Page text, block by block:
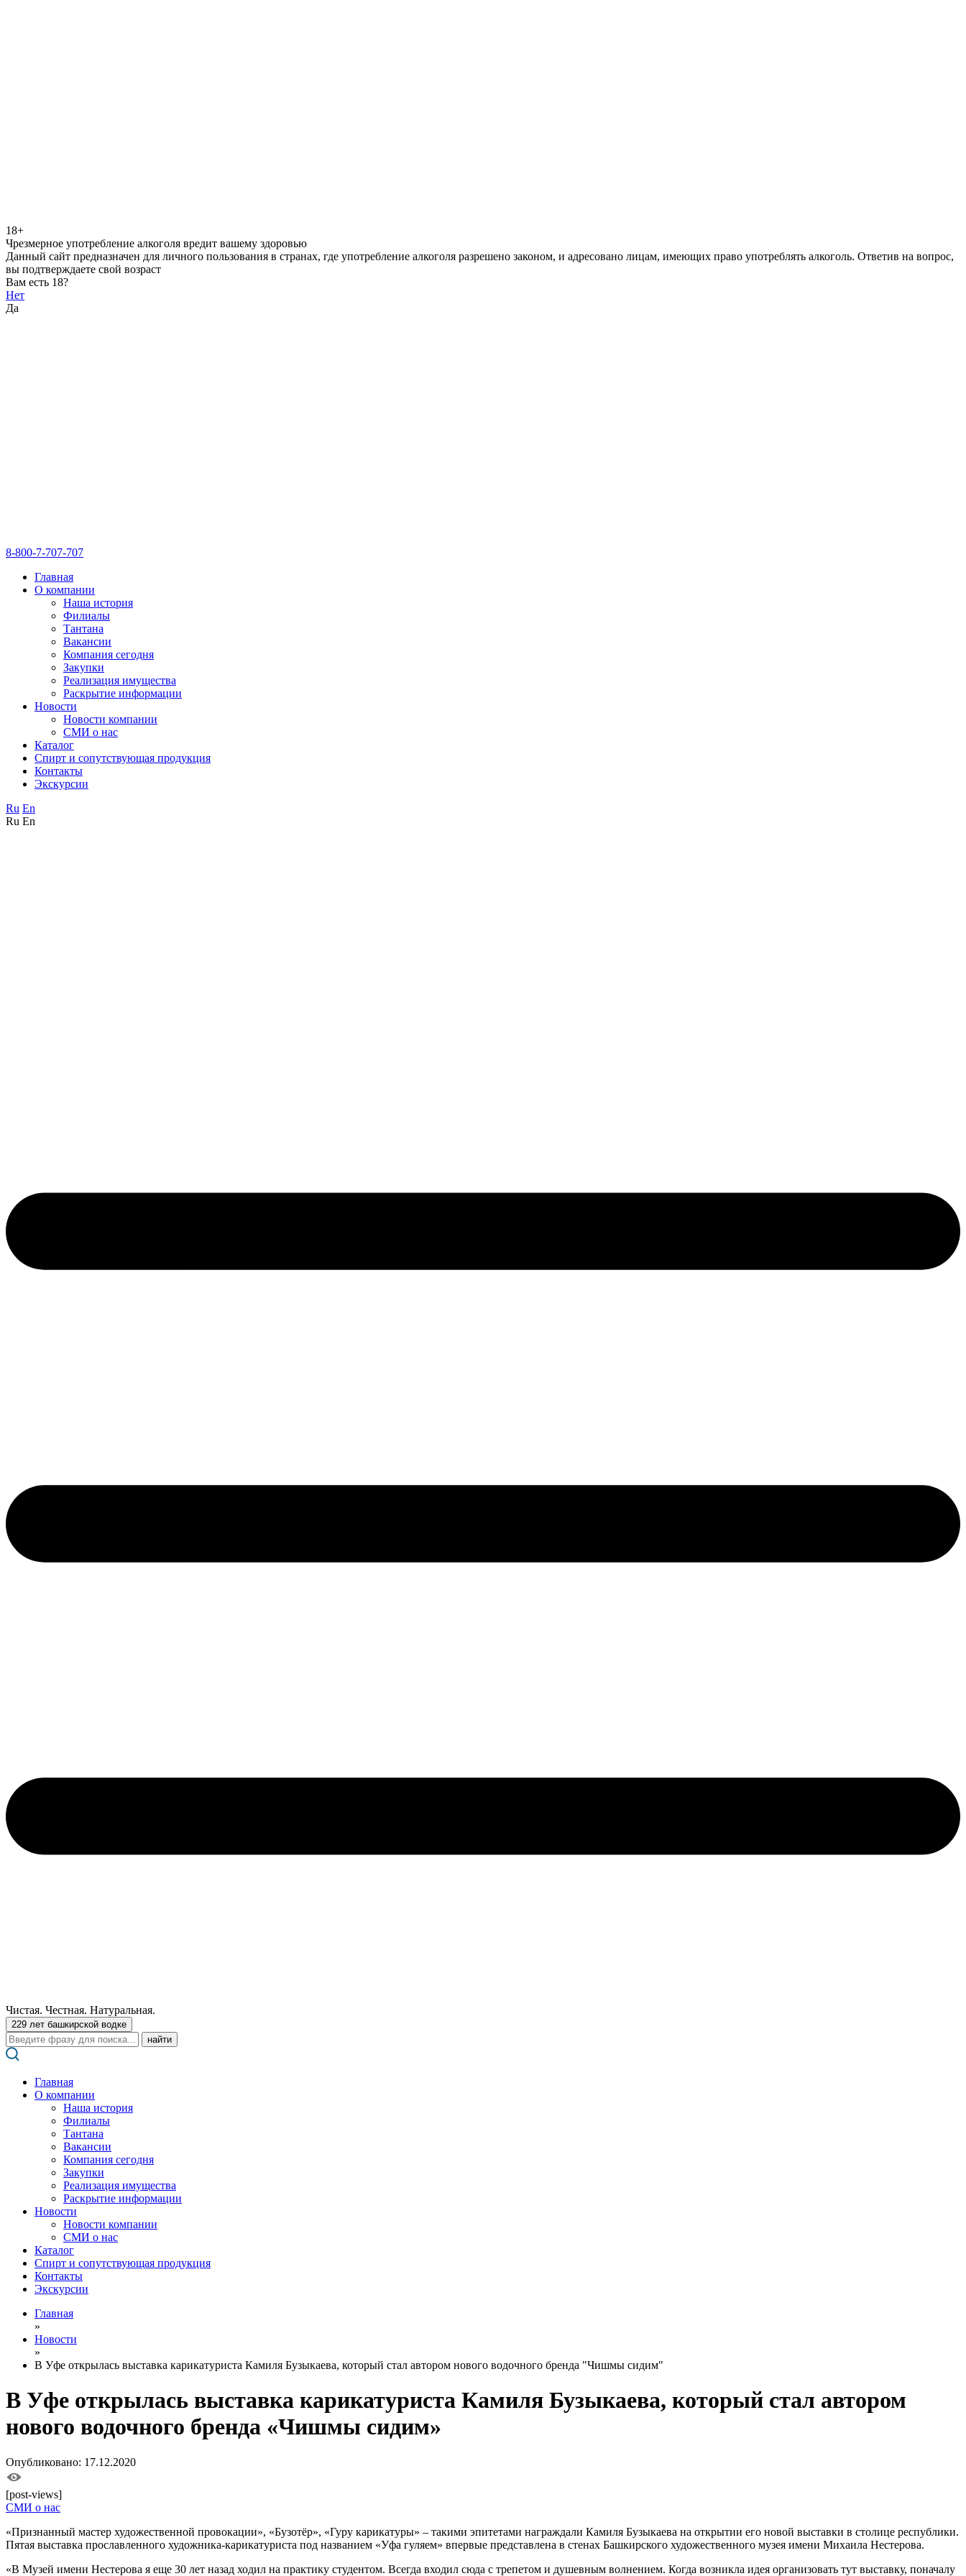
18+
Чрезмерное употребление алкоголя вредит вашему здоровью
Данный сайт предназначен для личного пользования в странах, где употребление алкоголя разрешено законом, и адресовано лицам, имеющих право употреблять алкоголь. Ответив на вопрос,
вы подтверждаете свой возраст
Вам есть 18?
Нет
Да
8-800-7-707-707
Главная
О компании
Наша история
Филиалы
Тантана
Вакансии
Компания сегодня
Закупки
Реализация имущества
Раскрытие информации
Новости
Новости компании
СМИ о нас
Каталог
Спирт и сопутствующая продукция
Контакты
Экскурсии
Ru En
Ru En
Чистая. Честная. Натуральная.
229 лет башкирской водке
Поиск:
Главная
О компании
Наша история
Филиалы
Тантана
Вакансии
Компания сегодня
Закупки
Реализация имущества
Раскрытие информации
Новости
Новости компании
СМИ о нас
Каталог
Спирт и сопутствующая продукция
Контакты
Экскурсии
Главная
»
Новости
»
В Уфе открылась выставка карикатуриста Камиля Бузыкаева, который стал автором нового водочного бренда "Чишмы сидим"
В Уфе открылась выставка карикатуриста Камиля Бузыкаева, который стал автором
нового водочного бренда «Чишмы сидим»
Опубликовано: 17.12.2020
[post-views]
СМИ о нас
«Признанный мастер художественной провокации», «Бузотёр», «Гуру карикатуры» – такими эпитетами награждали Камиля Бузыкаева на открытии его новой выставки в столице республики.
Пятая выставка прославленного художника-карикатуриста под названием «Уфа гуляем» впервые представлена в стенах Башкирского художественного музея имени Михаила Нестерова.
«В Музей имени Нестерова я еще 30 лет назад ходил на практику студентом. Всегда входил сюда с трепетом и душевным волнением. Когда возникла идея организовать тут выставку, поначалу